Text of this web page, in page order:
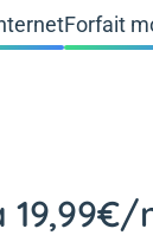
Forfait
19,99€/